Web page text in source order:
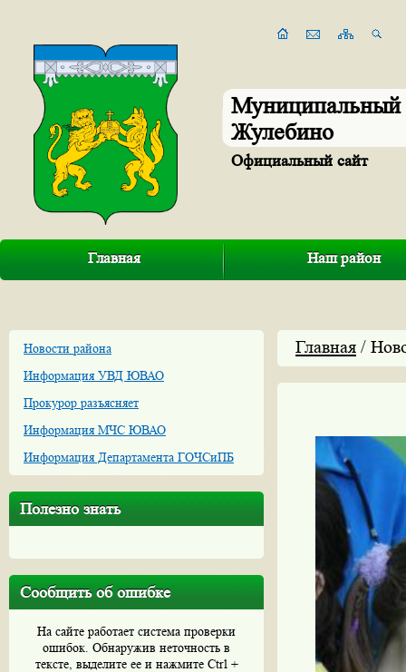
Муниципальный
Жулебино
Официальный сайт
Главная Наш район
Новости района
Информация УВД ЮВАО
Прокурор разъясняет
Информация МЧС ЮВАО
Информация Департамента ГОЧСиПБ
Полезно знать
Сообщить об ошибке
На сайте работает система проверки
ошибок. Обнаружив неточность в
тексте, выделите ее и нажмите Ctrl +
Главная /